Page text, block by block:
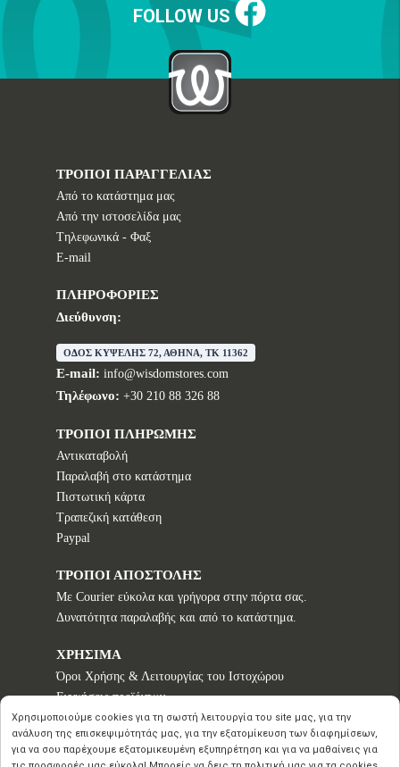
FOLLOW US
ΤΡΟΠΟΙ ΠΑΡΑΓΓΕΛΙΑΣ
Από το κατάστημα μας
Από την ιστοσελίδα μας
Tηλεφωνικά - Φαξ
E-mail
ΠΛΗΡΟΦΟΡΙΕΣ
Διεύθυνση:
ΟΔΟΣ ΚΥΨΕΛΗΣ 72, ΑΘΗΝΑ, TK 11362
E-mail: info@wisdomstores.com
Τηλέφωνο: +30 210 88 326 88
ΤΡΟΠΟΙ ΠΛΗΡΩΜΗΣ
Αντικαταβολή
Παραλαβή στο κατάστημα
Πιστωτική κάρτα
Τραπεζική κατάθεση
Paypal
ΤΡΟΠΟΙ ΑΠΟΣΤΟΛΗΣ
Με Courier εύκολα και γρήγορα στην πόρτα σας.
Δυνατότητα παραλαβής και από το κατάστημα.
ΧΡΗΣΙΜΑ
Όροι Χρήσης & Λειτουργίας του Ιστοχώρου
Εγγυήσεις προϊόντων
Τρόποι παραγγελίας
Πολιτική επιστροφών - Δικαίωμα Υπαναχώρησης
Προστασία Προσωπικών Δεδομένων
Χρησιμοποιούμε cookies για τη σωστή λειτουργία του site μας, για την
ανάλυση της επισκεψιμότητάς μας, για την εξατομίκευση των διαφημίσεων,
για να σου παρέχουμε εξατομικευμένη εξυπηρέτηση και για να μαθαίνεις για